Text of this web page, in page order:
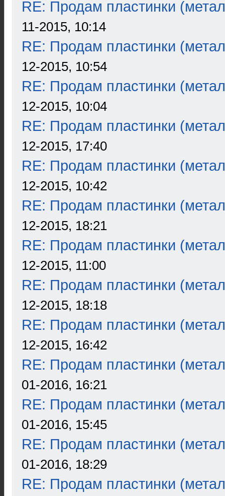
RE: Продам пластинки
11-2015, 10:14
RE: Продам пластинки
12-2015, 10:54
RE: Продам пластинки
12-2015, 10:04
RE: Продам пластинки
12-2015, 17:40
RE: Продам пластинки
12-2015, 10:42
RE: Продам пластинки
12-2015, 18:21
RE: Продам пластинки
12-2015, 11:00
RE: Продам пластинки
12-2015, 18:18
RE: Продам пластинки
12-2015, 16:42
RE: Продам пластинки
01-2016, 16:21
RE: Продам пластинки
01-2016, 15:45
RE: Продам пластинки
01-2016, 18:29
RE: Продам пластинки